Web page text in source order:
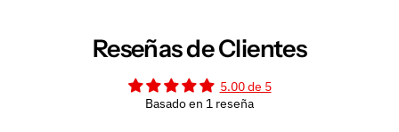
Reseñas de Clientes
5.00 de 5
Basado en 1 reseña